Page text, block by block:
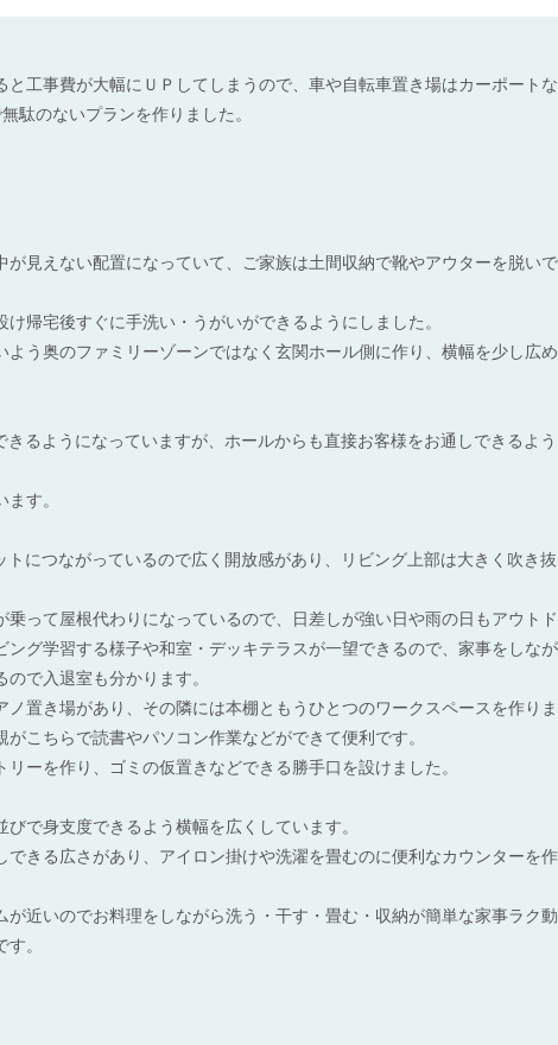
と工事費が大幅にＵＰしてしまうので、車や自転車置き場はカーポート
駄のないプランを作りました。
が見えない配置になっていて、ご家族は土間収納で靴やアウターを脱い
帰宅後すぐに手洗い・うがいができるようにしました。
よう奥のファミリーゾーンではなく玄関ホール側に作り、横幅を少し広
きるようになっていますが、ホールからも直接お客様をお通しできるよ
す。
トにつながっているので広く開放感があり、リビング上部は大きく吹き
って屋根代わりになっているので、日差しが強い日や雨の日もアウト
ング学習する様子や和室・デッキテラスが一望できるので、家事をしな
で入退室も分かります。
ノ置き場があり、その隣には本棚ともうひとつのワークスペースを作りま
こちらで読書やパソコン作業などができて便利です。
リーを作り、ゴミの仮置きなどできる勝手口を設けました。
で身支度できるよう横幅を広くしています。
できる広さがあり、アイロン掛けや洗濯を畳むのに便利なカウンターを
が近いのでお料理をしながら洗う・干す・畳む・収納が簡単な家事ラク動
。